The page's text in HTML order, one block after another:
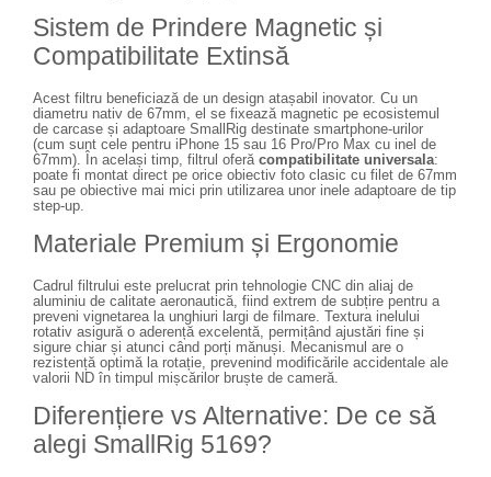
Sistem de Prindere Magnetic și
Compatibilitate Extinsă
Acest filtru beneficiază de un design atașabil inovator. Cu un
diametru nativ de 67mm, el se fixează magnetic pe ecosistemul
de carcase și adaptoare SmallRig destinate smartphone-urilor
(cum sunt cele pentru iPhone 15 sau 16 Pro/Pro Max cu inel de
67mm). În același timp, filtrul oferă compatibilitate universala:
poate fi montat direct pe orice obiectiv foto clasic cu filet de 67mm
sau pe obiective mai mici prin utilizarea unor inele adaptoare de tip
step-up.
Materiale Premium și Ergonomie
Cadrul filtrului este prelucrat prin tehnologie CNC din aliaj de
aluminiu de calitate aeronautică, fiind extrem de subțire pentru a
preveni vignetarea la unghiuri largi de filmare. Textura inelului
rotativ asigură o aderență excelentă, permițând ajustări fine și
sigure chiar și atunci când porți mănuși. Mecanismul are o
rezistență optimă la rotație, prevenind modificările accidentale ale
valorii ND în timpul mișcărilor bruște de cameră.
Diferențiere vs Alternative: De ce să
alegi SmallRig 5169?